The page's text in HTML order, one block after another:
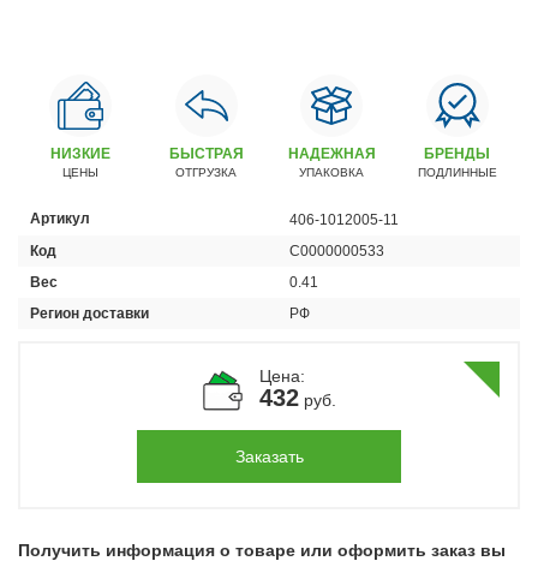
Сервисный центр
+7 (4162) 22–95–69
График работы: ПН-ПТ с 8.30 до 18.00 (+6 по МСК)
График работы сервис: ПН-СБ с 8.30 до 20.00
НИЗКИЕ
ЦЕНЫ
БЫСТРАЯ
ОТГРУЗКА
НАДЕЖНАЯ
УПАКОВКА
БРЕНДЫ
ПОДЛИННЫЕ
Артикул
406-1012005-11
Код
С0000000533
Вес
0.41
Регион доставки
РФ
Цена:
432руб.
Заказать
Получить информация о товаре или оформить заказ вы